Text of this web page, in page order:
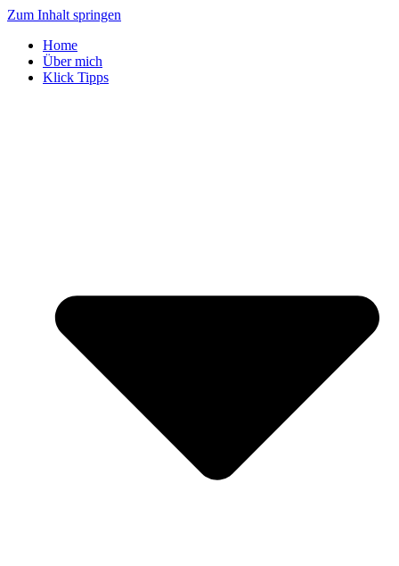
Zum Inhalt springen
Home
Über mich
Klick Tipps